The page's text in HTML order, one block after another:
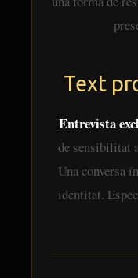
Text
Entrevista
de sensibilitat
Una conversa
identitat.